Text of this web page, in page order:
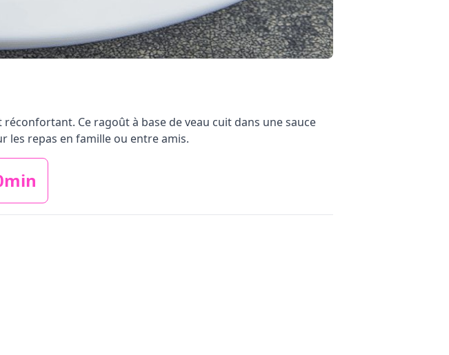
Ce ragoût à base de veau cuit dans une sauce
les repas en famille ou entre amis.